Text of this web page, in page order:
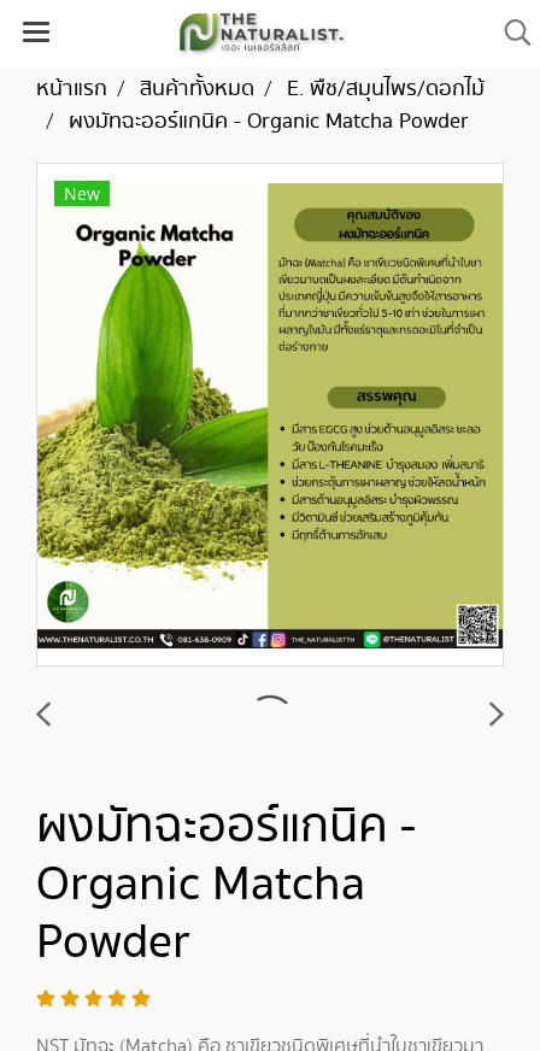
หน้าแรก สินค้าทั้งหมด
E. พืช/สมุนไพร/ดอกไม้
ผงมัทฉะออร์แกนิค - Organic Matcha Powder
New
ผงมัทฉะออร์แกนิค -
Organic Matcha
Powder